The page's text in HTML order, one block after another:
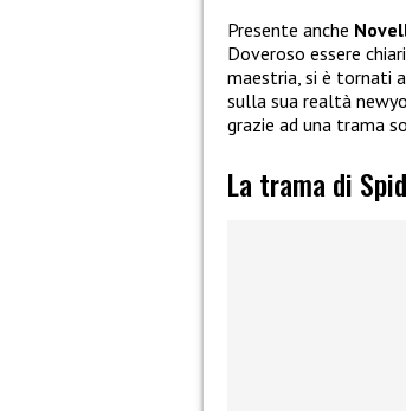
Presente anche
Doveroso essere
maestria, si è tornati
sulla sua realtà
grazie ad una trama
La trama di